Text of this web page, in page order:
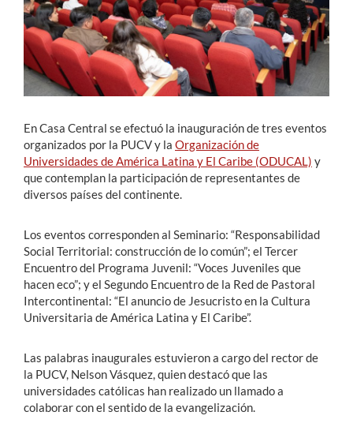
Alumni
English
En Casa Central se efectuó la inauguración de tres eventos
organizados por la PUCV y la Organización de
Universidades de América Latina y El Caribe (ODUCAL) y
que contemplan la participación de representantes de
diversos países del continente.
Los eventos corresponden al Seminario: “Responsabilidad
Social Territorial: construcción de lo común”; el Tercer
Encuentro del Programa Juvenil: “Voces Juveniles que
hacen eco”; y el Segundo Encuentro de la Red de Pastoral
Intercontinental: “El anuncio de Jesucristo en la Cultura
Universitaria de América Latina y El Caribe”.
Las palabras inaugurales estuvieron a cargo del rector de
la PUCV, Nelson Vásquez, quien destacó que las
universidades católicas han realizado un llamado a
colaborar con el sentido de la evangelización.